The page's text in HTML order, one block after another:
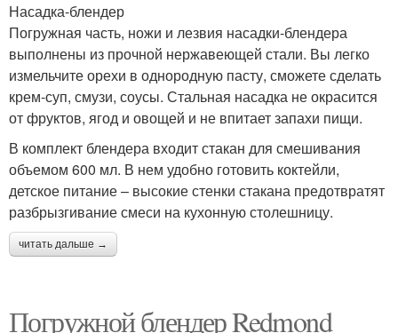
Насадка-блендер
Погружная часть, ножи и лезвия насадки-блендера
выполнены из прочной нержавеющей стали. Вы легко
измельчите орехи в однородную пасту, сможете сделать
крем-суп, смузи, соусы. Стальная насадка не окрасится
от фруктов, ягод и овощей и не впитает запахи пищи.
В комплект блендера входит стакан для смешивания
объемом 600 мл. В нем удобно готовить коктейли,
детское питание – высокие стенки стакана предотвратят
разбрызгивание смеси на кухонную столешницу.
читать дальше →
Погружной блендер Redmond